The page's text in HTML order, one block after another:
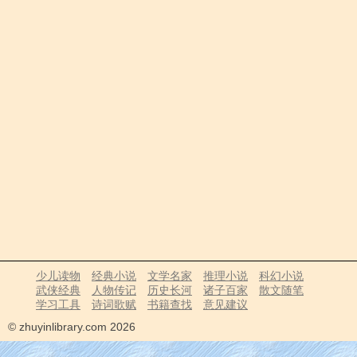
少儿读物 经典小说 文学名家 推理小说
科幻小说
武侠经典
人物传记 历史长河 诸子百家
散文随笔
学习工具
诗词歌赋 书籍查找
意见建议
© zhuyinlibrary.com 2026